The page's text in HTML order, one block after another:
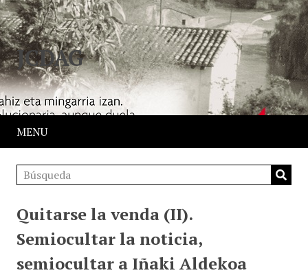
JCDAG
MENU
Quitarse la venda (II).
Semiocultar la noticia,
semiocultar a Iñaki Aldekoa